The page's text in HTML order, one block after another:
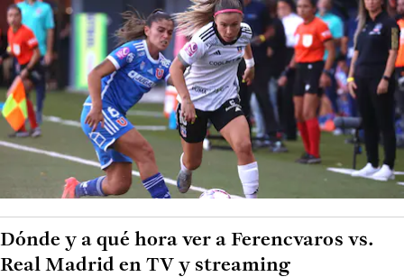
Dónde y a qué hora ver a Ferencvaros vs.
Real Madrid en TV y streaming